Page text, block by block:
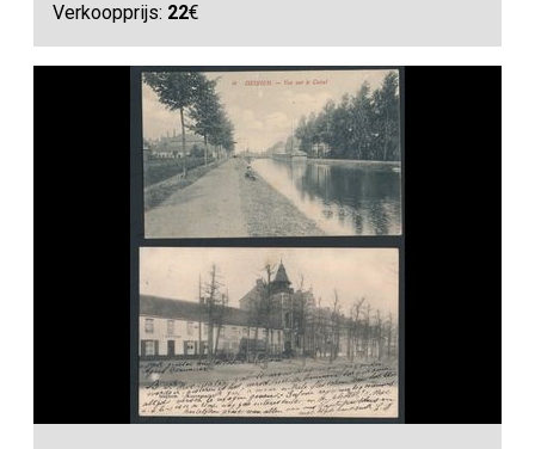
Verkoopprijs: 22€